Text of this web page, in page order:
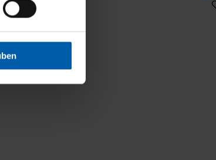
Sie erlauben